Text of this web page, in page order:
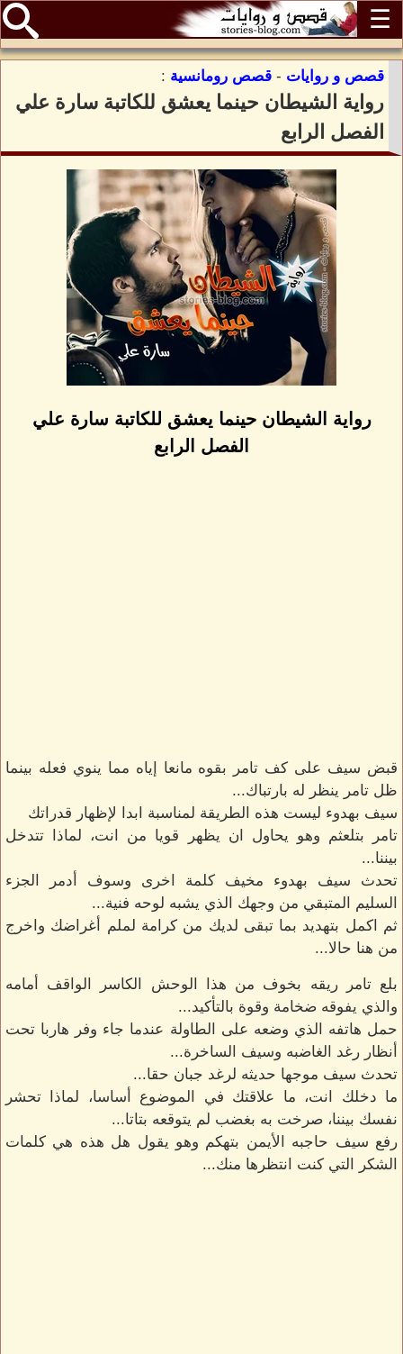
☰
قصص و روايات - قصص رومانسية :
رواية الشيطان حينما يعشق للكاتبة سارة علي
الفصل الرابع
رواية الشيطان حينما يعشق للكاتبة سارة علي
الفصل الرابع
قبض سيف على كف تامر بقوه مانعا إياه مما ينوي فعله بينما
ظل تامر ينظر له بارتباك...
سيف بهدوء ليست هذه الطريقة لمناسبة ابدا لإظهار قدراتك
تامر بتلعثم وهو يحاول ان يظهر قويا من انت، لماذا تتدخل
بيننا...
تحدث سيف بهدوء مخيف كلمة اخرى وسوف أدمر الجزء
السليم المتبقي من وجهك الذي يشبه لوحه فنية...
ثم اكمل بتهديد بما تبقى لديك من كرامة لملم أغراضك واخرج
من هنا حالا...
بلع تامر ريقه بخوف من هذا الوحش الكاسر الواقف أمامه
والذي يفوقه ضخامة وقوة بالتأكيد...
حمل هاتفه الذي وضعه على الطاولة عندما جاء وفر هاربا تحت
أنظار رغد الغاضبه وسيف الساخرة...
تحدث سيف موجها حديثه لرغد جبان حقا...
ما دخلك انت، ما علاقتك في الموضوع أساسا، لماذا تحشر
نفسك بيننا، صرخت به بغضب لم يتوقعه بتاتا...
رفع سيف حاجبه الأيمن بتهكم وهو يقول هل هذه هي كلمات
الشكر التي كنت انتظرها منك...